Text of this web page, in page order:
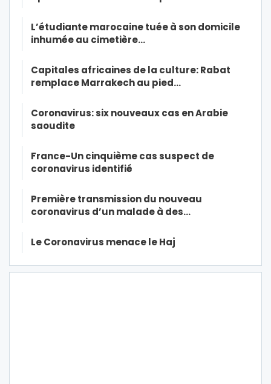
L’étudiante marocaine tuée à son domicile
inhumée au cimetière…
Capitales africaines de la culture: Rabat
remplace Marrakech au pied…
Coronavirus: six nouveaux cas en Arabie
saoudite
France-Un cinquième cas suspect de
coronavirus identifié
Première transmission du nouveau
coronavirus d’un malade à des…
Le Coronavirus menace le Haj